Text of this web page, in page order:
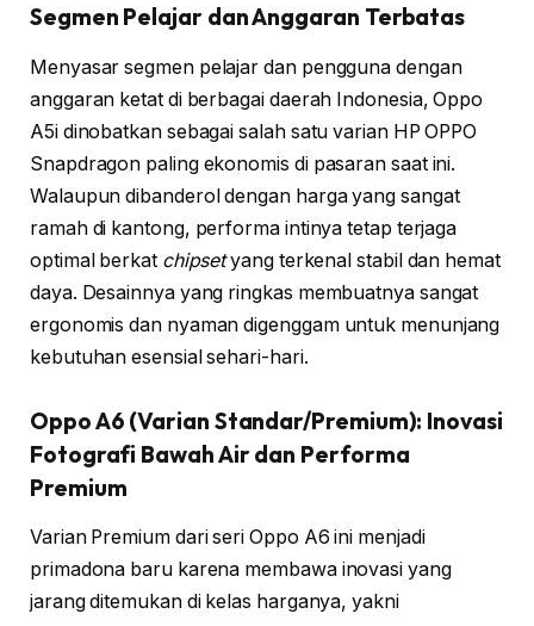
Segmen Pelajar dan Anggaran Terbatas
Menyasar segmen pelajar dan pengguna dengan
anggaran ketat di berbagai daerah Indonesia, Oppo
A5i dinobatkan sebagai salah satu varian HP OPPO
Snapdragon paling ekonomis di pasaran saat ini.
Walaupun dibanderol dengan harga yang sangat
ramah di kantong, performa intinya tetap terjaga
optimal berkat chipsetyang terkenal stabil dan hemat
daya. Desainnya yang ringkas membuatnya sangat
ergonomis dan nyaman digenggam untuk menunjang
kebutuhan esensial sehari-hari.
Oppo A6 (Varian Standar/Premium): Inovasi
Fotografi Bawah Air dan Performa
Premium
Varian Premium dari seri Oppo A6 ini menjadi
primadona baru karena membawa inovasi yang
jarang ditemukan di kelas harganya, yakni